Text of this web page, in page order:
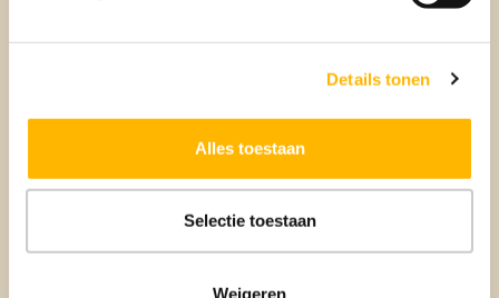
Details tonen
Alles toestaan
Selectie toestaan
Weigeren